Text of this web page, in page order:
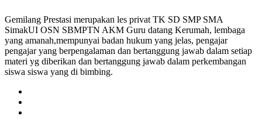
Gemilang Prestasi merupakan les privat TK SD SMP SMA
SimakUI OSN SBMPTN AKM Guru datang Kerumah, lembaga
yang amanah,mempunyai badan hukum yang jelas, pengajar
pengajar yang berpengalaman dan bertanggung jawab dalam setiap
materi yg diberikan dan bertanggung jawab dalam perkembangan
siswa siswa yang di bimbing.